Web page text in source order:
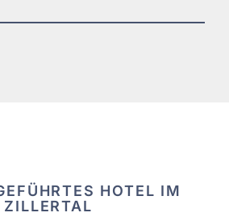
HOTEL IM
ZILLERTAL